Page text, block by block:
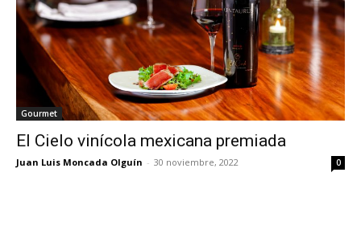
Gourmet
El Cielo vinícola mexicana premiada
Juan Luis Moncada Olguín - 30 noviembre, 2022 0